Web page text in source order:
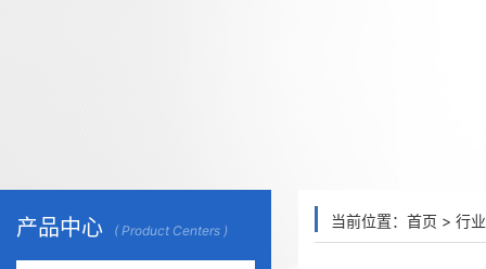
产品中心 ( Product Centers )
当前位置： 首页 > 行